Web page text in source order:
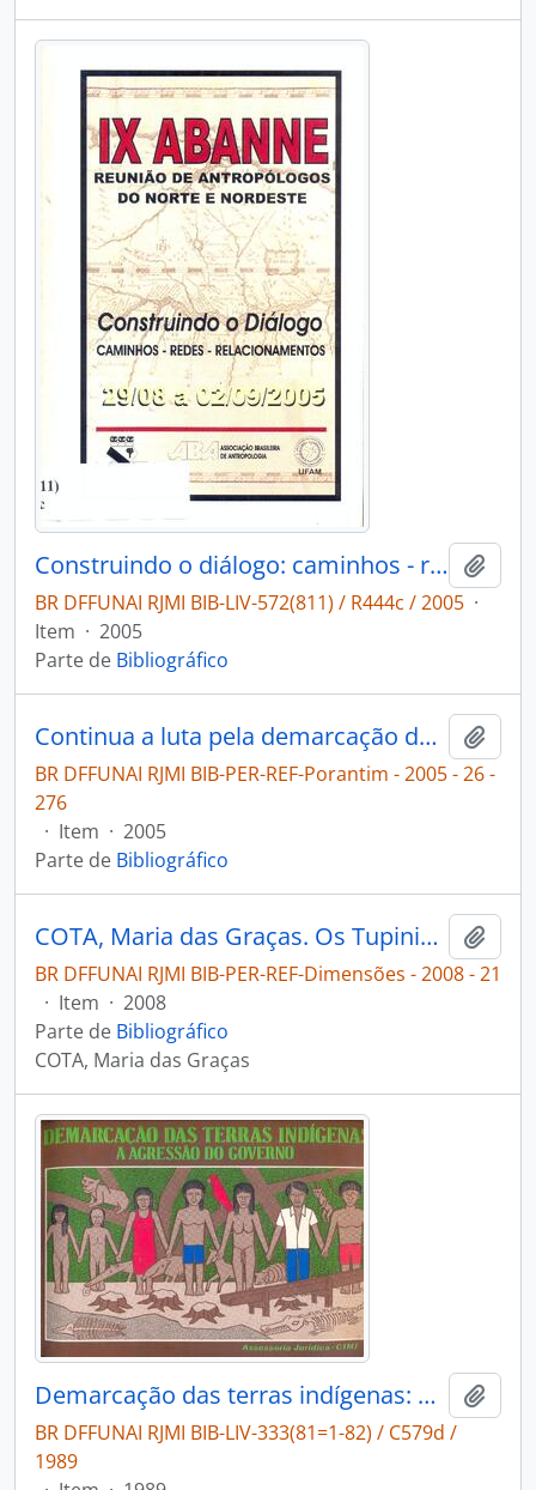
Construindo o diálogo: caminhos - redes - relacionamentos.
BR DFFUNAI RJMI BIB-LIV-572(811) / R444c / 2005 ·
Item · 2005
Parte de Bibliográfico
Continua a luta pela demarcação das terras Tupinikin e Guarani [Porantim]
BR DFFUNAI RJMI BIB-PER-REF-Porantim - 2005 - 26 -
276
· Item · 2005
Parte de Bibliográfico
COTA, Maria das Graças. Os Tupinikim e a questão da luta pela terra [Dimensões]
BR DFFUNAI RJMI BIB-PER-REF-Dimensões - 2008 - 21
· Item · 2008
Parte de Bibliográfico
COTA, Maria das Graças
Demarcação das terras indígenas: a agressão do governo.
BR DFFUNAI RJMI BIB-LIV-333(81=1-82) / C579d /
1989